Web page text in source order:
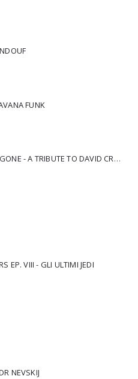
FUNK
AAVV LONG TIME GONE - A TRIBUTE TO DAVID CROSBY
EP. VIII - GLI ULTIMI JEDI
NEVSKIJ